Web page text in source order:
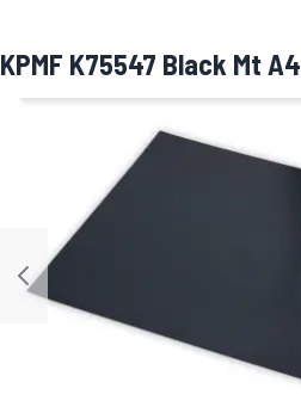
KPMF K75547 Black Mt A4